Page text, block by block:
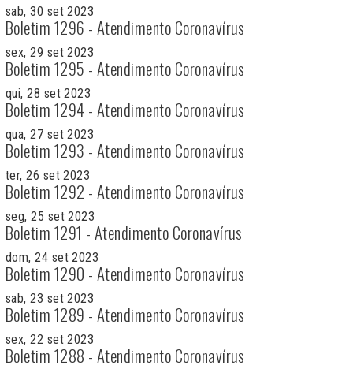
sab, 30 set 2023
Boletim 1296 - Atendimento Coronavírus
sex, 29 set 2023
Boletim 1295 - Atendimento Coronavírus
qui, 28 set 2023
Boletim 1294 - Atendimento Coronavírus
qua, 27 set 2023
Boletim 1293 - Atendimento Coronavírus
ter, 26 set 2023
Boletim 1292 - Atendimento Coronavírus
seg, 25 set 2023
Boletim 1291 - Atendimento Coronavírus
dom, 24 set 2023
Boletim 1290 - Atendimento Coronavírus
sab, 23 set 2023
Boletim 1289 - Atendimento Coronavírus
sex, 22 set 2023
Boletim 1288 - Atendimento Coronavírus